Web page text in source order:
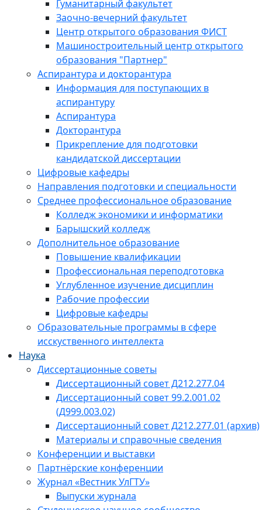
Гуманитарный факультет
Заочно-вечерний факультет
Центр открытого образования ФИСТ
Машиностроительный центр открытого
образования "Партнер"
Аспирантура и докторантура
Информация для поступающих в
аспирантуру
Аспирантура
Докторантура
Прикрепление для подготовки
кандидатской диссертации
Цифровые кафедры
Направления подготовки и специальности
Среднее профессиональное образование
Колледж экономики и информатики
Барышский колледж
Дополнительное образование
Повышение квалификации
Профессиональная переподготовка
Углубленное изучение дисциплин
Рабочие профессии
Цифровые кафедры
Образовательные программы в сфере
исскуственного интеллекта
Наука
Диссертационные советы
Диссертационный совет Д212.277.04
Диссертационный совет 99.2.001.02
(Д999.003.02)
Диссертационный совет Д212.277.01 (архив)
Материалы и справочные сведения
Конференции и выставки
Партнёрские конференции
Журнал «Вестник УлГТУ»
Выпуски журнала